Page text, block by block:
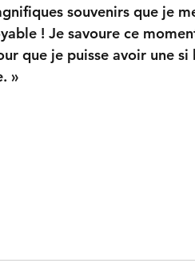
souvenirs que je
! Je savoure ce
que je puisse avoir une si
»